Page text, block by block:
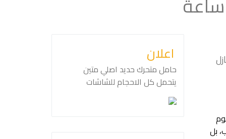
بل
اعلان
حامل متحرك حديد اصلي متين
يتحمل كل الاحجام للشاشات